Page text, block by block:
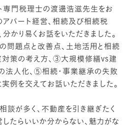
専門税理士の渡邊浩滋先生をお
アパート経営、相続及び相続税
かり易くお話をいただきました。
問題点と改善点、土地活用と相続
対策の考え方、③大規模修繕vs建
法人化、⑤相続・事業継承の失敗
例を交えてお話いただきました。
が多く、不動産を引き継ぎたく
たらいいか分からない、魅力がな